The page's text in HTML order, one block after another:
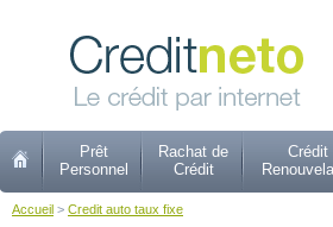
Prêt
Personnel
Rachat de
Crédit
Crédit
Accueil > Credit auto taux fixe